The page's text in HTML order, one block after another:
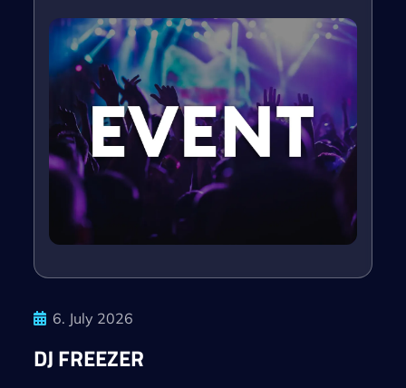
6. July 2026
DJ FREEZER